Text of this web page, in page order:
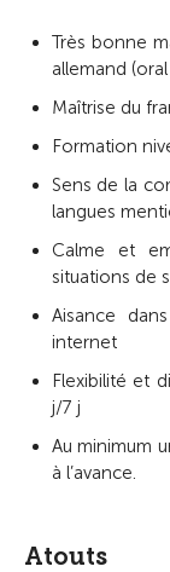
Très bonne
allemand
Maîtrise du
Formation
Sens de la
langues
Calme et
situations de
Aisance
internet
Flexibilité et
j/7 j
Au minimum
à l’avance.
Atouts